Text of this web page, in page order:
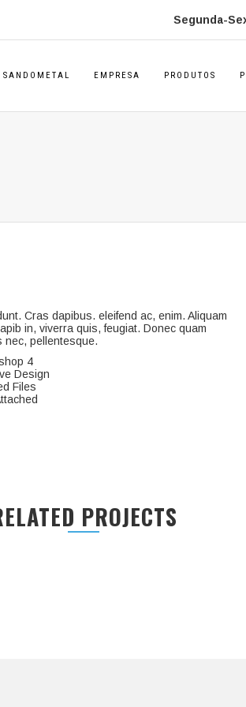
Segunda-
SANDOMETAL EMPRESA PRODUTOS
Cras dapibus. eleifend ac, enim. Aliquam
in, viverra quis, feugiat. Donec quam
nec, pellentesque.
4
Design
Files
PROJECTS